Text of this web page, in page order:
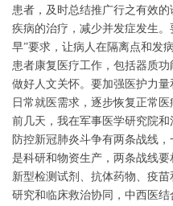
患者，及时总结推广行之有效
疾病的治疗，减少并发症发生
早”要求，让病人在隔离点和发
患者康复医疗工作，包括器质
做好人文关怀。要加强医护力
日常就医需求，逐步恢复正常医
前几天，我在军事医学研究院和
防控新冠肺炎斗争有两条战线
是科研和物资生产，两条战线
新型检测试剂、抗体药物、疫
研究和临床救治协同，中西医